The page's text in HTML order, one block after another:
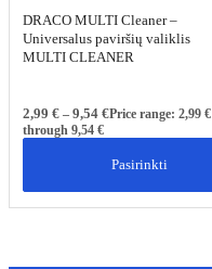
DRACO MULTI Cleaner –
Universalus paviršių valiklis
MULTI CLEANER
2,99 € – 9,54 €Price range: 2,99 €
through 9,54 €
Pasirinkti